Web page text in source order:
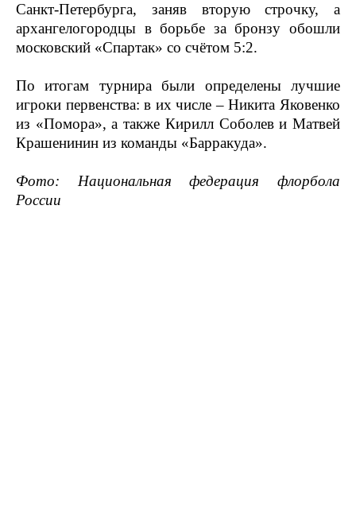
Санкт-Петербурга, заняв вторую строчку, а
архангелогородцы в борьбе за бронзу обошли
московский «Спартак» со счётом 5:2.
По итогам турнира были определены лучшие
игроки первенства: в их числе – Никита Яковенко
из «Помора», а также Кирилл Соболев и Матвей
Крашенинин из команды «Барракуда».
Фото: Национальная федерация флорбола
России